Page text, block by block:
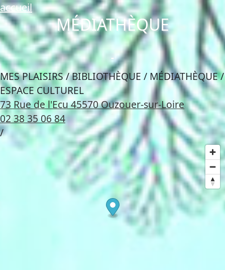
accueil
MÉDIATHÈQUE
MES PLAISIRS / BIBLIOTHÈQUE / MÉDIATHÈQUE /
ESPACE CULTUREL
73 Rue de l'Ecu 45570 Ouzouer-sur-Loire
02 38 35 06 84
/